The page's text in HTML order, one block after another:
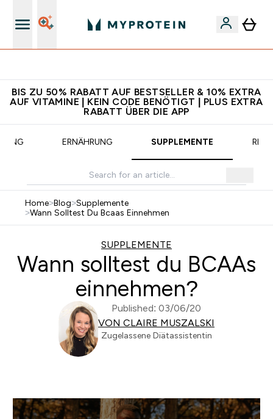
BIS ZU 50% RABATT AUF BESTSELLER & 10% EXTRA
AUF VITAMINE | KEIN CODE BENÖTIGT | PLUS EXTRA
RABATT ÜBER DIE APP
ERNÄHRUNG SUPPLEMENTE
Home>Blog>Supplemente
>Wann Solltest Du Bcaas Einnehmen
SUPPLEMENTE
Wann solltest du BCAAs
einnehmen?
Published: 03/06/20
VON CLAIRE MUSZALSKI
Zugelassene Diätassistentin